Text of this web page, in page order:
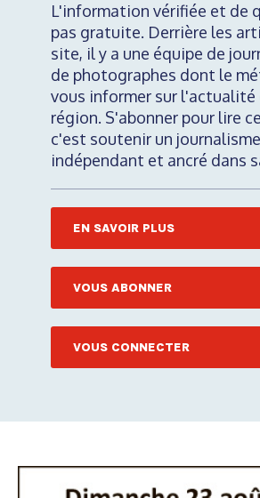
L'information vérifiée et de
pas gratuite. Derrière les
site, il y a une équipe de
de photographes dont le
vous informer sur l'actualité
région. S'abonner pour lire
c'est soutenir un journalisme
indépendant et ancré dans
EN SAVOIR PLUS
VOUS ABONNER
VOUS CONNECTER